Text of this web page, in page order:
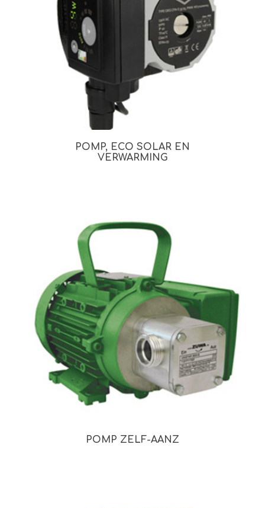
POMP, ECO SOLAR EN
VERWARMING
POMP ZELF-AANZ